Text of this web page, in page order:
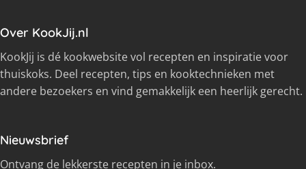
Over KookJij.nl
KookJij is dé kookwebsite vol recepten en inspiratie voor
thuiskoks. Deel recepten, tips en kooktechnieken met
andere bezoekers en vind gemakkelijk een heerlijk gerecht.
Nieuwsbrief
Ontvang de lekkerste recepten in je inbox.